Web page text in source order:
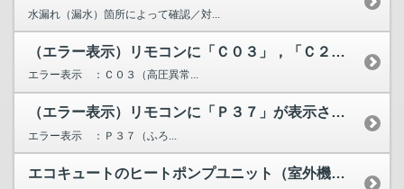
水漏れ（漏水）箇所によって確認／対...
（エラー表示）リモコンに「Ｃ０３」，「Ｃ２０」，「Ｃ２１」...
エラー表示 ：Ｃ０３（高圧異常...
（エラー表示）リモコンに「Ｐ３７」が表示されています。
エラー表示 ：Ｐ３７（ふろ...
エコキュートのヒートポンプユニット（室外機）から水が漏れる...